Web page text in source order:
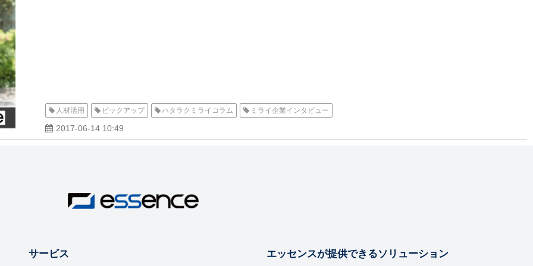
人材活用 ピックアップ ハタラクミライコラム ミライ企業インタビュー
2017-06-14 10:49
サービス エッセンスが提供できるソリューション